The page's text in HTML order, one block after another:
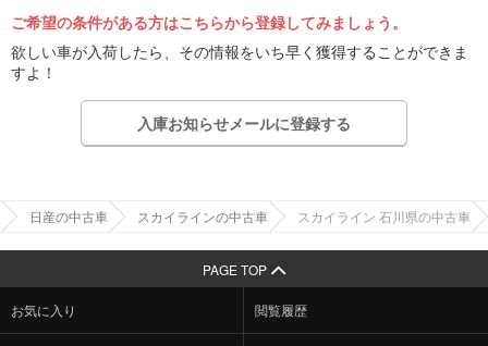
ご希望の条件がある方はこちらから登録してみましょう。
欲しい車が入荷したら、その情報をいち早く獲得することができま
すよ！
入庫お知らせメールに登録する
日産の中古車 スカイラインの中古車 スカイライン 石川県の中古車
PAGE TOP
お気に入り 閲覧履歴